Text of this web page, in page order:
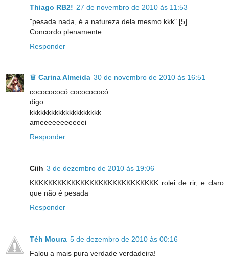
Thiago RB2! 27 de novembro de 2010 às 11:53
"pesada nada, é a natureza dela mesmo kkk" [5]
Concordo plenamente...
Responder
♕ Carina Almeida 30 de novembro de 2010 às 16:51
cococococó cococococó
digo:
kkkkkkkkkkkkkkkkkkkk
ameeeeeeeeeeei
Responder
Ciih 3 de dezembro de 2010 às 19:06
KKKKKKKKKKKKKKKKKKKKKKKKKKKK rolei de rir, e claro
que não é pesada
Responder
Téh Moura 5 de dezembro de 2010 às 00:16
Falou a mais pura verdade verdadeira!